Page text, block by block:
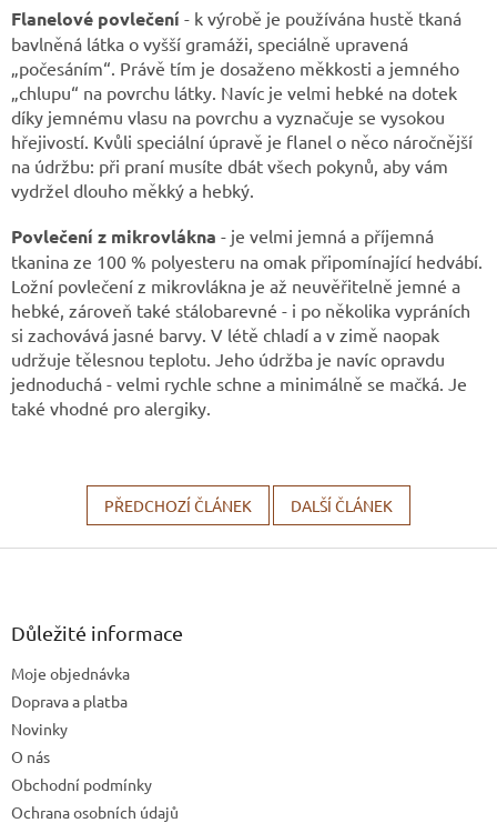
Flanelové povlečení - k výrobě je používána hustě tkaná
bavlněná látka o vyšší gramáži, speciálně upravená
„počesáním“. Právě tím je dosaženo měkkosti a jemného
„chlupu“ na povrchu látky. Navíc je velmi hebké na dotek
díky jemnému vlasu na povrchu a vyznačuje se vysokou
hřejivostí. Kvůli speciální úpravě je flanel o něco náročnější
na údržbu: při praní musíte dbát všech pokynů, aby vám
vydržel dlouho měkký a hebký.
Povlečení z mikrovlákna - je velmi jemná a příjemná
tkanina ze 100 % polyesteru na omak připomínající hedvábí.
Ložní povlečení z mikrovlákna je až neuvěřitelně jemné a
hebké, zároveň také stálobarevné - i po několika vypráních
si zachovává jasné barvy. V létě chladí a v zimě naopak
udržuje tělesnou teplotu. Jeho údržba je navíc opravdu
jednoduchá - velmi rychle schne a minimálně se mačká. Je
také vhodné pro alergiky.
PŘEDCHOZÍ ČLÁNEK DALŠÍ ČLÁNEK
Z
Důležité informace
Moje objednávka
Doprava a platba
Novinky
O nás
Obchodní podmínky
Ochrana osobních údajů